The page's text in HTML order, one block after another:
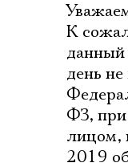
К
данный
день
ФЗ, при
лицом,
2019